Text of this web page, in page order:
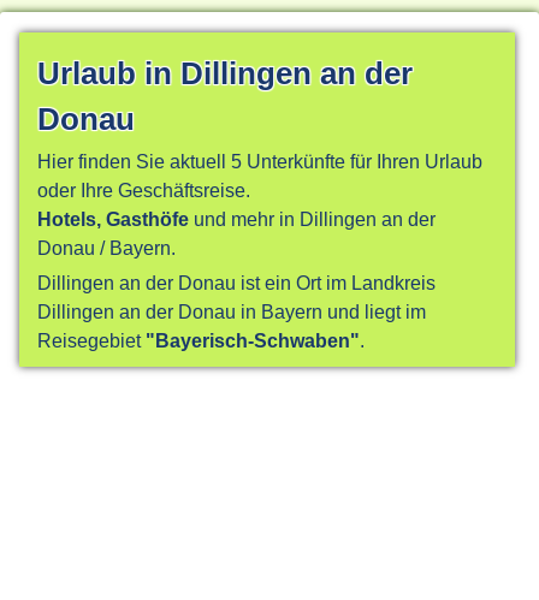
Urlaub in Dillingen an der
Donau
Hier finden Sie aktuell 5 Unterkünfte für Ihren Urlaub
oder Ihre Geschäftsreise.
Hotels, Gasthöfe und mehr in Dillingen an der
Donau / Bayern.
Dillingen an der Donau ist ein Ort im Landkreis
Dillingen an der Donau in Bayern und liegt im
Reisegebiet "Bayerisch-Schwaben"